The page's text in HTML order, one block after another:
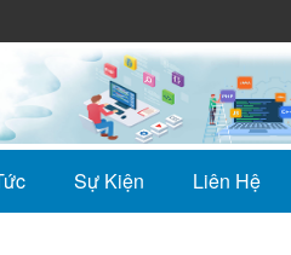
Sự Kiện Liên Hệ